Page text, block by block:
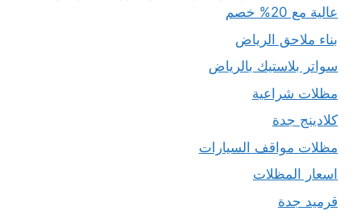
عالية مع 20% خصم
بناء ملاحق الرياض
سواتر بلاستيك بالرياض
مظلات شراعية
كلادينج جدة
مظلات مواقف السيارات
اسعار المظلات
قرميد جدة